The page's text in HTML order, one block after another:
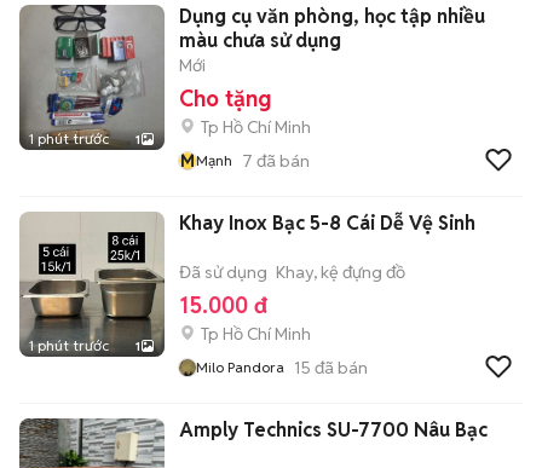
1 phút trước 1
Dụng cụ văn phòng, học tập nhiều
màu chưa sử dụng
Mới
Cho tặng
Tp Hồ Chí Minh
MMạnh 7 đã bán
1 phút trước 1
Khay Inox Bạc 5-8 Cái Dễ Vệ Sinh
Đã sử dụng Khay, kệ đựng đồ
15.000 đ
Tp Hồ Chí Minh
Milo Pandora 15 đã bán
Amply Technics SU-7700 Nâu Bạc